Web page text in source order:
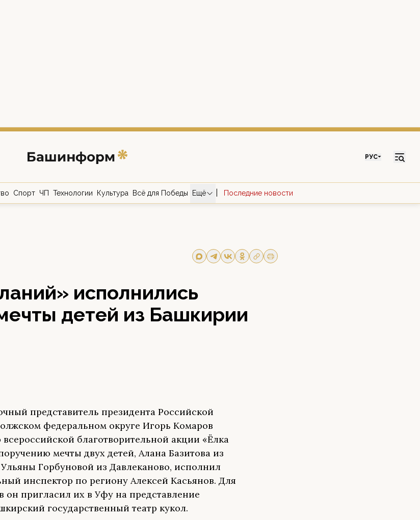
РУС
Спорт ЧП Технологии Культура Всё для Победы Ещё Последние новости
исполнились
детей из Башкирии
представитель президента Российской
федеральном округе Игорь Комаров
всероссийской благотворительной акции «Ёлка
мечты двух детей, Алана Базитова из
Горбуновой из Давлеканово, исполнил
инспектор по региону Алексей Касьянов. Для
он пригласил их в Уфу на представление
государственный театр кукол.